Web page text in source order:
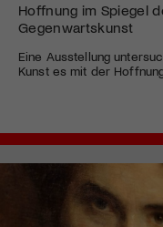
Hoffnung im Spiegel
Gegenwartskunst
Eine Ausstellung
Kunst es mit der